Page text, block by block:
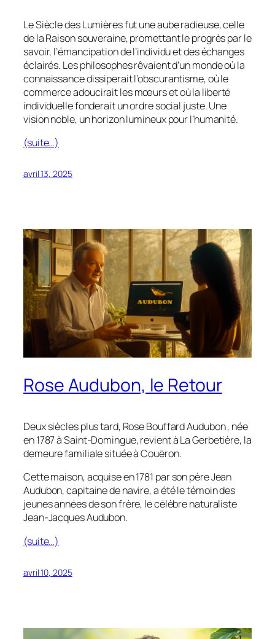
Le Siècle des Lumières fut une aube radieuse, celle
de la Raison souveraine, promettant le progrès par le
savoir, l’émancipation de l’individu et des échanges
éclairés. Les philosophes rêvaient d’un monde où la
connaissance dissiperait l’obscurantisme, où le
commerce adoucirait les mœurs et où la liberté
individuelle fonderait un ordre social juste. Une
vision noble, un horizon lumineux pour l’humanité.
(suite…)
avril 13, 2025
Rose Audubon, le Retour
Deux siècles plus tard, Rose Bouffard Audubon , née
en 1787 à Saint-Domingue, revient à La Gerbetière, la
demeure familiale située à Couëron.
Cette maison, acquise en 1781 par son père Jean
Audubon, capitaine de navire, a été le témoin des
jeunes années de son frère, le célèbre naturaliste
Jean-Jacques Audubon.
(suite…)
avril 10, 2025